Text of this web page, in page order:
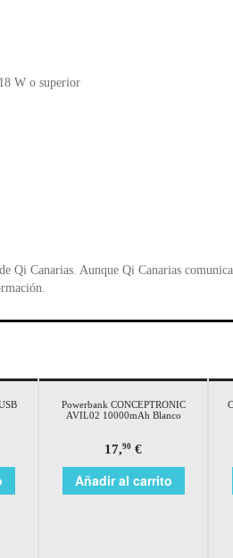
W o superior
Qi Canarias. Aunque Qi Canarias
Powerbank CONCEPTRONIC
AVIL02 10000mAh Blanco
17,90 €
Añadir al carrito